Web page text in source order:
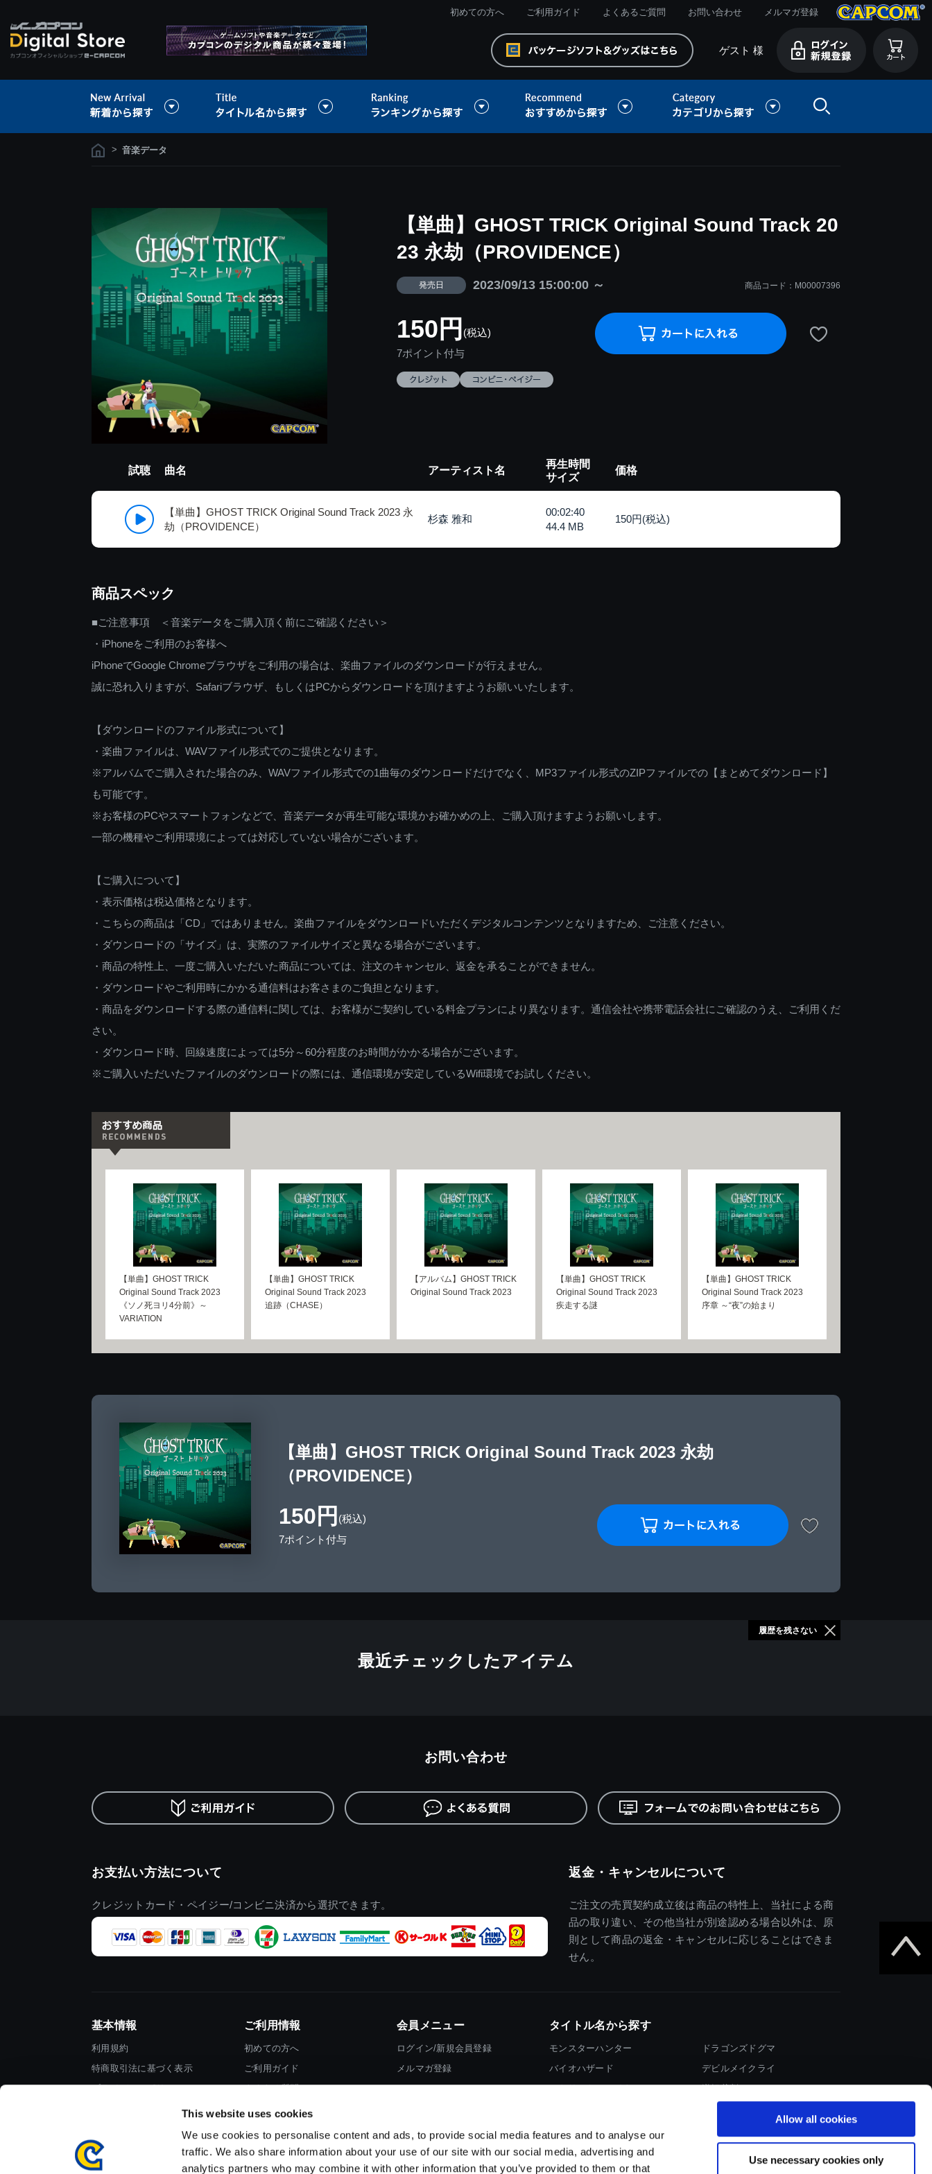
This website uses cookies
We use cookies to personalise content and ads, to provide social media features and to analyse our
traffic. We also share information about your use of our site with our social media, advertising and
analytics partners who may combine it with other information that you’ve provided to them or that
Allow all cookies
Use necessary cookies only
初めての方へ ご利用ガイド よくあるご質問 お問い合わせ メルマガ登録
ゲスト 様
> 音楽データ
【単曲】GHOST TRICK Original Sound Track 20
23 永劫（PROVIDENCE）
発売日 2023/09/13 15:00:00 ～ 商品コード：M00007396
150円 (税込)
7ポイント付与
試聴 曲名 アーティスト名
再生時間
サイズ
価格
【単曲】GHOST TRICK Original Sound Track 2023 永
劫（PROVIDENCE）
杉森 雅和
00:02:40
44.4 MB
150円(税込)
商品スペック
■ご注意事項 ＜音楽データをご購入頂く前にご確認ください＞
・iPhoneをご利用のお客様へ
iPhoneでGoogle Chromeブラウザをご利用の場合は、楽曲ファイルのダウンロードが行えません。
誠に恐れ入りますが、Safariブラウザ、もしくはPCからダウンロードを頂けますようお願いいたします。
【ダウンロードのファイル形式について】
・楽曲ファイルは、WAVファイル形式でのご提供となります。
※アルバムでご購入された場合のみ、WAVファイル形式での1曲毎のダウンロードだけでなく、MP3ファイル形式のZIPファイルでの【まとめてダウンロード】
も可能です。
※お客様のPCやスマートフォンなどで、音楽データが再生可能な環境かお確かめの上、ご購入頂けますようお願いします。
一部の機種やご利用環境によっては対応していない場合がございます。
【ご購入について】
・表示価格は税込価格となります。
・こちらの商品は「CD」ではありません。楽曲ファイルをダウンロードいただくデジタルコンテンツとなりますため、ご注意ください。
・ダウンロードの「サイズ」は、実際のファイルサイズと異なる場合がございます。
・商品の特性上、一度ご購入いただいた商品については、注文のキャンセル、返金を承ることができません。
・ダウンロードやご利用時にかかる通信料はお客さまのご負担となります。
・商品をダウンロードする際の通信料に関しては、お客様がご契約している料金プランにより異なります。通信会社や携帯電話会社にご確認のうえ、ご利用くだ
さい。
・ダウンロード時、回線速度によっては5分～60分程度のお時間がかかる場合がございます。
※ご購入いただいたファイルのダウンロードの際には、通信環境が安定しているWifi環境でお試しください。
【単曲】GHOST TRICK
Original Sound Track 2023
《ソノ死ヨリ4分前》～
VARIATION
【単曲】GHOST TRICK
Original Sound Track 2023
追跡（CHASE）
【アルバム】GHOST TRICK
Original Sound Track 2023
【単曲】GHOST TRICK
Original Sound Track 2023
疾走する謎
【単曲】GHOST TRICK
Original Sound Track 2023
序章 ～“夜”の始まり
【単曲】GHOST TRICK Original Sound Track 2023 永劫
（PROVIDENCE）
150円 (税込)
7ポイント付与
最近チェックしたアイテム
履歴を残さない
お支払い方法について
クレジットカード・ペイジー/コンビニ決済から選択できます。
返金・キャンセルについて
ご注文の売買契約成立後は商品の特性上、当社による商
品の取り違い、その他当社が別途認める場合以外は、原
則として商品の返金・キャンセルに応じることはできま
せん。
お問い合わせ
基本情報
利用規約
特商取引法に基づく表示
プライバシーポリシー
ご利用情報
初めての方へ
ご利用ガイド
よくある質問
お問い合わせ
会員メニュー
ログイン/新規会員登録
メルマガ登録
タイトル名から探す
モンスターハンター
バイオハザード
ストリートファイター
ドラゴンズドグマ
デビルメイクライ
逆転裁判